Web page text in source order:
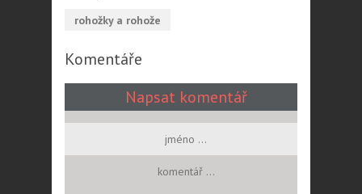
rohožky a rohože
Komentáře
Napsat komentář